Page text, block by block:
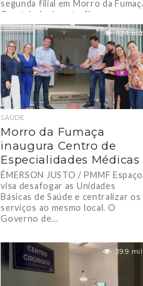
segunda filial em Morro da
O estabelecimento fica...
32.1 mil
SAÚDE
Morro da Fumaça
inaugura Centro de
Especialidades Médicas
ÉMERSON JUSTO / PMMF Espaço
visa desafogar as Unidades
Básicas de Saúde e centralizar os
serviços ao mesmo local. O
Governo de...
39.9 mil